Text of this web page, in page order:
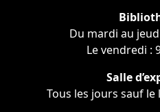
Du mardi au
Le vendredi :
Salle
Tous les jours sauf le